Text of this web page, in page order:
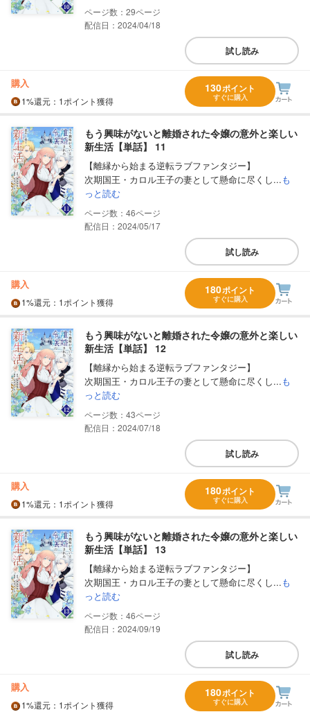
29
配信日：2024/04/18
試し読み
購入
1%還元 ：1ポイント獲得
130ポイント
すぐに購入
もう興味がないと離婚された令嬢の意外と楽しい
新生活【単話】 11
【離縁から始まる逆転ラブファンタジー】
次期国王・カロル王子の妻として懸命に尽くし...も
っと読む
46
配信日：2024/05/17
試し読み
購入
1%還元 ：1ポイント獲得
180ポイント
すぐに購入
もう興味がないと離婚された令嬢の意外と楽しい
新生活【単話】 12
【離縁から始まる逆転ラブファンタジー】
次期国王・カロル王子の妻として懸命に尽くし...も
っと読む
43
配信日：2024/07/18
試し読み
購入
1%還元 ：1ポイント獲得
180ポイント
すぐに購入
もう興味がないと離婚された令嬢の意外と楽しい
新生活【単話】 13
【離縁から始まる逆転ラブファンタジー】
次期国王・カロル王子の妻として懸命に尽くし...も
っと読む
46
配信日：2024/09/19
試し読み
購入
1%還元 ：1ポイント獲得
180ポイント
すぐに購入